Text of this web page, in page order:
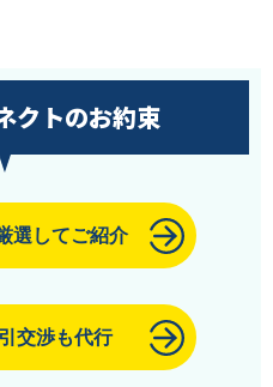
クトのお約束
選してご紹介
交渉も代行